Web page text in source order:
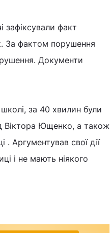
зафіксували факт
За фактом порушення
Документи
за 40 хвилин були
Віктора Ющенко, а також
. Аргументував свої дії
і не мають ніякого